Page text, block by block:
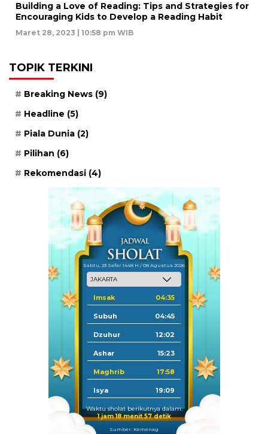
Building a Love of Reading: Tips and Strategies for
Encouraging Kids to Develop a Reading Habit
Maret 28, 2023 | 10:58 pm WIB
TOPIK TERKINI
Breaking News (9)
Headline (5)
Piala Dunia (2)
Pilihan (6)
Rekomendasi (4)
Sabtu, 23 Safar 1448 H / 08 Agustus 2026
Imsak 04:35
Subuh 04:45
Dzuhur 12:02
Ashar 15:23
Maghrib 17:58
Isya 19:09
Waktu sholat berikutnya dalam:
1 jam 18 menit 56 detik
Sumber: Kemenag